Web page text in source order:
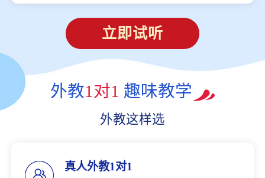
立即试听
外教1对1 趣味教学
外教这样选
真人外教1对1